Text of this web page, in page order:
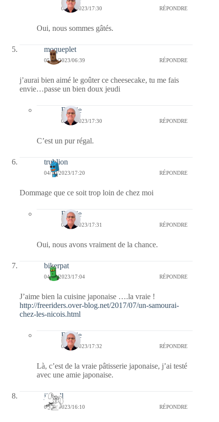
05/10/2023/17:30 RÉPONDRE
Oui, nous sommes gâtés.
moqueplet
05/10/2023/06:39 RÉPONDRE
j’aurai bien aimé le goûter ce cheesecake, tu me fais
envie…passe un bien doux jeudi
Bernie
05/10/2023/17:30 RÉPONDRE
C’est un pur régal.
trublion
04/10/2023/17:20 RÉPONDRE
Dommage que ce soit trop loin de chez moi
Bernie
05/10/2023/17:31 RÉPONDRE
Oui, nous avons vraiment de la chance.
bikerpat
04/10/2023/17:04 RÉPONDRE
J’aime bien la cuisine japonaise ….la vraie !
http://freeriders.over-blog.net/2017/07/un-samourai-
chez-les-nicois.html
Bernie
05/10/2023/17:32 RÉPONDRE
Là, c’est de la vraie pâtisserie japonaise, j’ai testé
avec une amie japonaise.
jill bill
04/10/2023/16:10 RÉPONDRE